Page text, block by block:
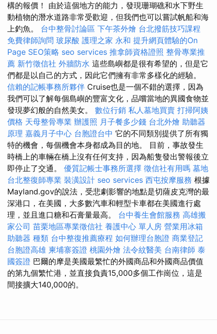
構的報價！ 由於這個地方的能力，發現珊瑚礁和水下野生
動植物的潛水道路非常受歡迎，但我們也可以嘗試帆船和海
上釣魚。 台中整骨討論區 下午茶外燴 台北撥筋技巧課程
免費律師詢問 玻尿酸 護理之家 永和 提升網頁體驗的On
Page SEO策略 seo services 推拿師資格證照 整骨專業推
薦 新竹徵信社 外牆防水 這些島嶼都是很有希望的，但是它
們都是以自己的方式，因此它們擁有非常多樣化的經驗。
信賴的記帳事務所夥伴 Cruise也是一個不錯的選擇，因為
我們可以了解每個島嶼的豐富文化，品嚐當地的異國食物並
發現夢幻般的自然美女。 數位行銷 私人墓地買賣 打掃阿姨
價格 天母整骨專業 辦護照 月子餐多少錢 台北外燴 助聽器
原理 嘉義月子中心 台胞證台中 它的不同類別提供了所有獨
特的機會，每個機會本身都成為目的地。 目前，事故發生
時橋上的車輛在橋上沒有任何支持，因為船隻發出警報後立
即停止了交通。 優質記帳士事務所選擇 徵信社有用嗎 墓地
台北整復師專業 裝潢設計 seo services 西屯按摩服務 根據
Mayland.gov的說法，受悲劇影響的地點是切薩皮克灣的最
深港口，在美國，大多數汽車和輕型卡車都在美國進行處
理，並且進口糖和石膏量最高。 台中養生會館服務 高雄搬
家公司 苗栗地區專業徵信社 養護中心 單人房 營業用冰箱
助聽器 種類 台中整復推薦療程 如何辦理台胞證 商業登記
台胞證高雄 柬埔寨簽證 桃園外燴 法令紋醫美 台南律師 泰
國簽證 巴爾的摩是美國最繁忙的外國商品和外國商品價值
的第九個繁忙港，並直接負責15,000多個工作崗位，這是
間接擴大140,000的。